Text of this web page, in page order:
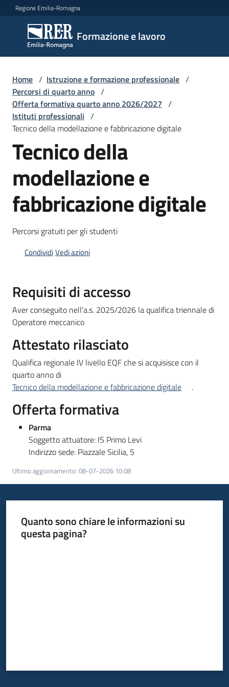
Vai al contenuto
Vai alla navigazione
Vai al footer
Regione Emilia-Romagna
Formazione e lavoro
Formazione
e lavoro
Argomenti
Novità
Servizi
Leggi
Atti
Bandi
Programmi
Progetti
Fondo
sociale
europeo
Plus
Seguici
Home / Istruzione e formazione professionale /
Percorsi di quarto anno /
Offerta formativa quarto anno 2026/2027 /
Istituti professionali /
Tecnico della modellazione e fabbricazione digitale
Tecnico della
modellazione e
fabbricazione digitale
Percorsi gratuiti per gli studenti
CondividiVedi azioni
Requisiti di accesso
Aver conseguito nell'a.s. 2025/2026 la qualifica triennale di
Operatore meccanico
Attestato rilasciato
Qualifica regionale IV livello EQF che si acquisisce con il
quarto anno di
Tecnico della modellazione e fabbricazione digitale
.
Offerta formativa
Parma
Soggetto attuatore: IS Primo Levi
Indirizzo sede: Piazzale Sicilia, 5
Ultimo aggiornamento: 08-07-2026 10:08
Quanto sono chiare le informazioni su
questa pagina?